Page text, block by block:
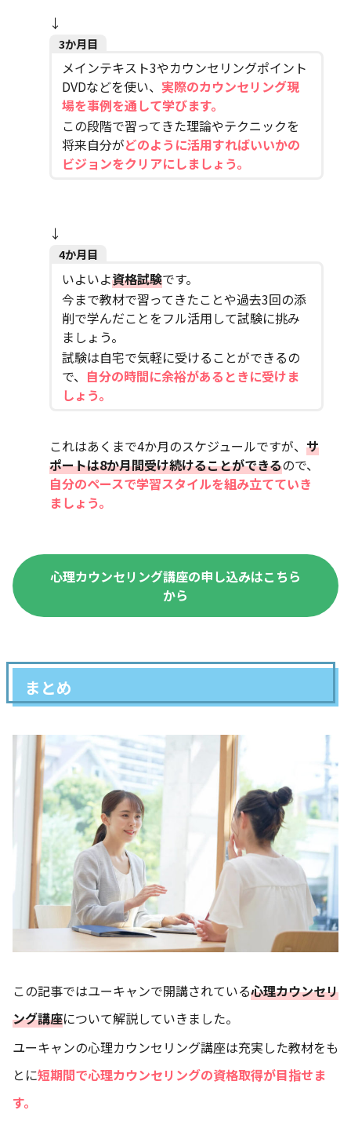
↓
3か月目
メインテキスト3やカウンセリングポイント
DVDなどを使い、 実際のカウンセリング現
場を事例を通して学びます。
この段階で習ってきた理論やテクニックを
将来自分がどのように活用すればいいかの
ビジョンをクリアにしましょう。
↓
4か月目
いよいよ資格試験です。
今まで教材で習ってきたことや過去3回の添
削で学んだことをフル活用して試験に挑み
ましょう。
試験は自宅で気軽に受けることができるの
で、 自分の時間に余裕があるときに受けま
しょう。
これはあくまで4か月のスケジュールですが、サ
ポートは8か月間受け続けることができるので、
自分のペースで学習スタイルを組み立てていき
ましょう。
心理カウンセリング講座の申し込みはこちら
から
まとめ
この記事ではユーキャンで開講されている心理カウンセリ
ング講座について解説していきました。
ユーキャンの心理カウンセリング講座は充実した教材をも
とに短期間で心理カウンセリングの資格取得が目指せま
す。